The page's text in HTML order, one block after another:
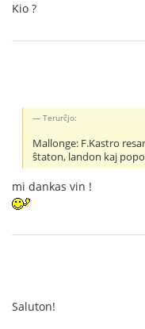
Kio ?
Terurĉjo:
Mallonge: F.Kastro
ŝtaton, landon kaj
mi dankas vin !
Saluton!